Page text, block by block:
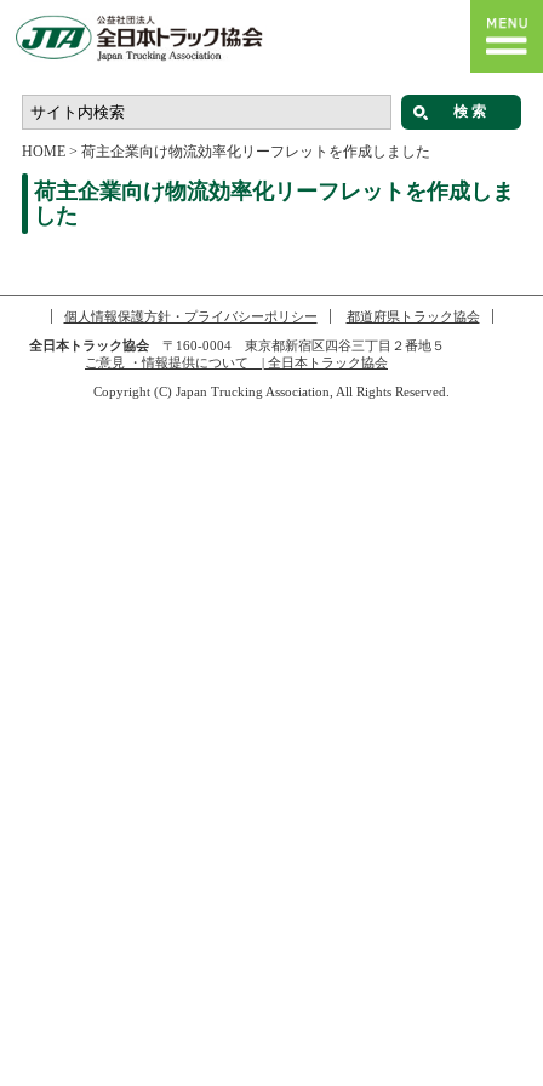
HOME> 荷主企業向け物流効率化リーフレットを作成しました
荷主企業向け物流効率化リーフレットを作成しま
した
個人情報保護方針・プライバシーポリシー
都道府県トラック協会
全日本トラック協会〒160-0004 東京都新宿区四谷三丁目２番地５
ご意見 ・情報提供について | 全日本トラック協会
Copyright (C) Japan Trucking Association, All Rights Reserved.